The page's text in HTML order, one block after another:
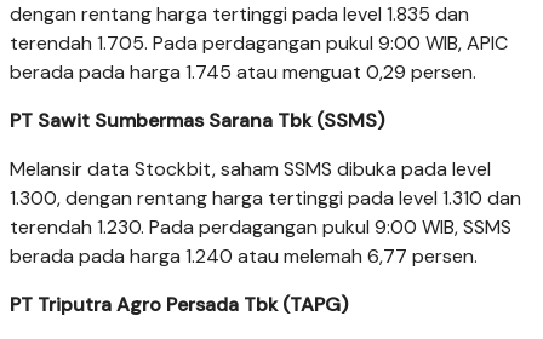
dengan rentang harga tertinggi pada level 1.835 dan
terendah 1.705. Pada perdagangan pukul 9:00 WIB, APIC
berada pada harga 1.745 atau menguat 0,29 persen.
PT Sawit Sumbermas Sarana Tbk (SSMS)
Melansir data Stockbit, saham SSMS dibuka pada level
1.300, dengan rentang harga tertinggi pada level 1.310 dan
terendah 1.230. Pada perdagangan pukul 9:00 WIB, SSMS
berada pada harga 1.240 atau melemah 6,77 persen.
PT Triputra Agro Persada Tbk (TAPG)